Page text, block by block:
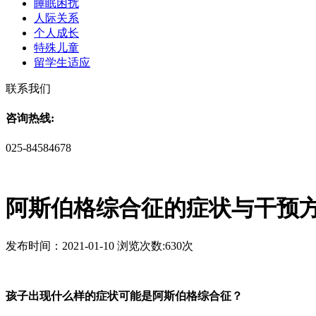
睡眠困扰
人际关系
个人成长
特殊儿童
留学生适应
联系我们
咨询热线:
025-84584678
阿斯伯格综合征的症状与干预
发布时间：2021-01-10 浏览次数:630次
孩子出现什么样的症状可能是阿斯伯格综合征？